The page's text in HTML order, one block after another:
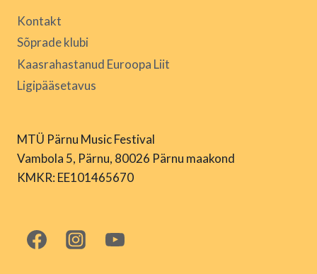
Kontakt
Sõprade klubi
Kaasrahastanud Euroopa Liit
Ligipääsetavus
MTÜ Pärnu Music Festival
Vambola 5, Pärnu, 80026 Pärnu maakond
KMKR: EE101465670